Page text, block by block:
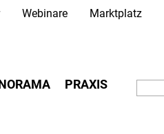
Webinare Marktplatz
PRAXIS